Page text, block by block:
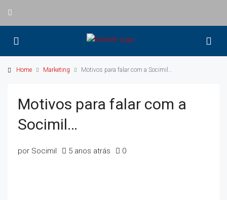
Home Marketing Motivos para falar com a Socimil…
Motivos para falar com a
Socimil…
por Socimil 5 anos atrás 0